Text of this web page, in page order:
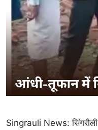
Singrauli News: